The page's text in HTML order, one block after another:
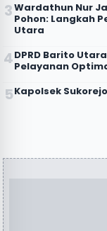
Wardathun Nur
Pohon: Langkah
Utara
DPRD Barito
Pelayanan
Kapolsek